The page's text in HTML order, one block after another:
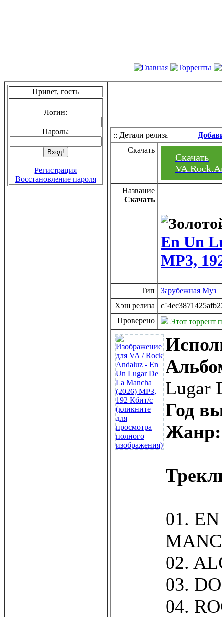
Привет, гость
Логин:
Пароль:
Регистрация
Восстановление пароля
:: Детали релиза
Скачать
Скачать
Название
Скачать
En Un
MP3,
Тип
Зарубежная Муз
Хэш релиза
Проверено
Этот торрент
Lugar
Год
Жанр:
01.
02.
03.
04.